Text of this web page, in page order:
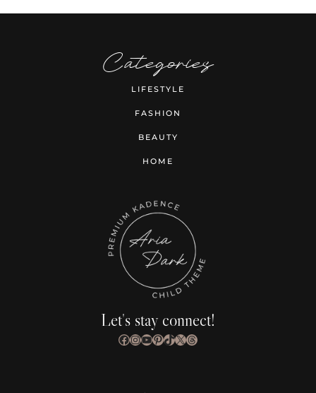
Categories
LIFESTYLE
FASHION
BEAUTY
HOME
Let's stay connect!
Facebook
Instagram
YouTube
Pinterest
TikTok
X Threads